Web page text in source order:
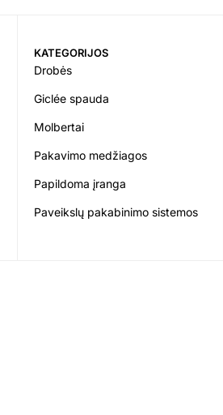
KATEGORIJOS
Drobės
Giclée spauda
Molbertai
Pakavimo medžiagos
Papildoma įranga
Paveikslų pakabinimo sistemos